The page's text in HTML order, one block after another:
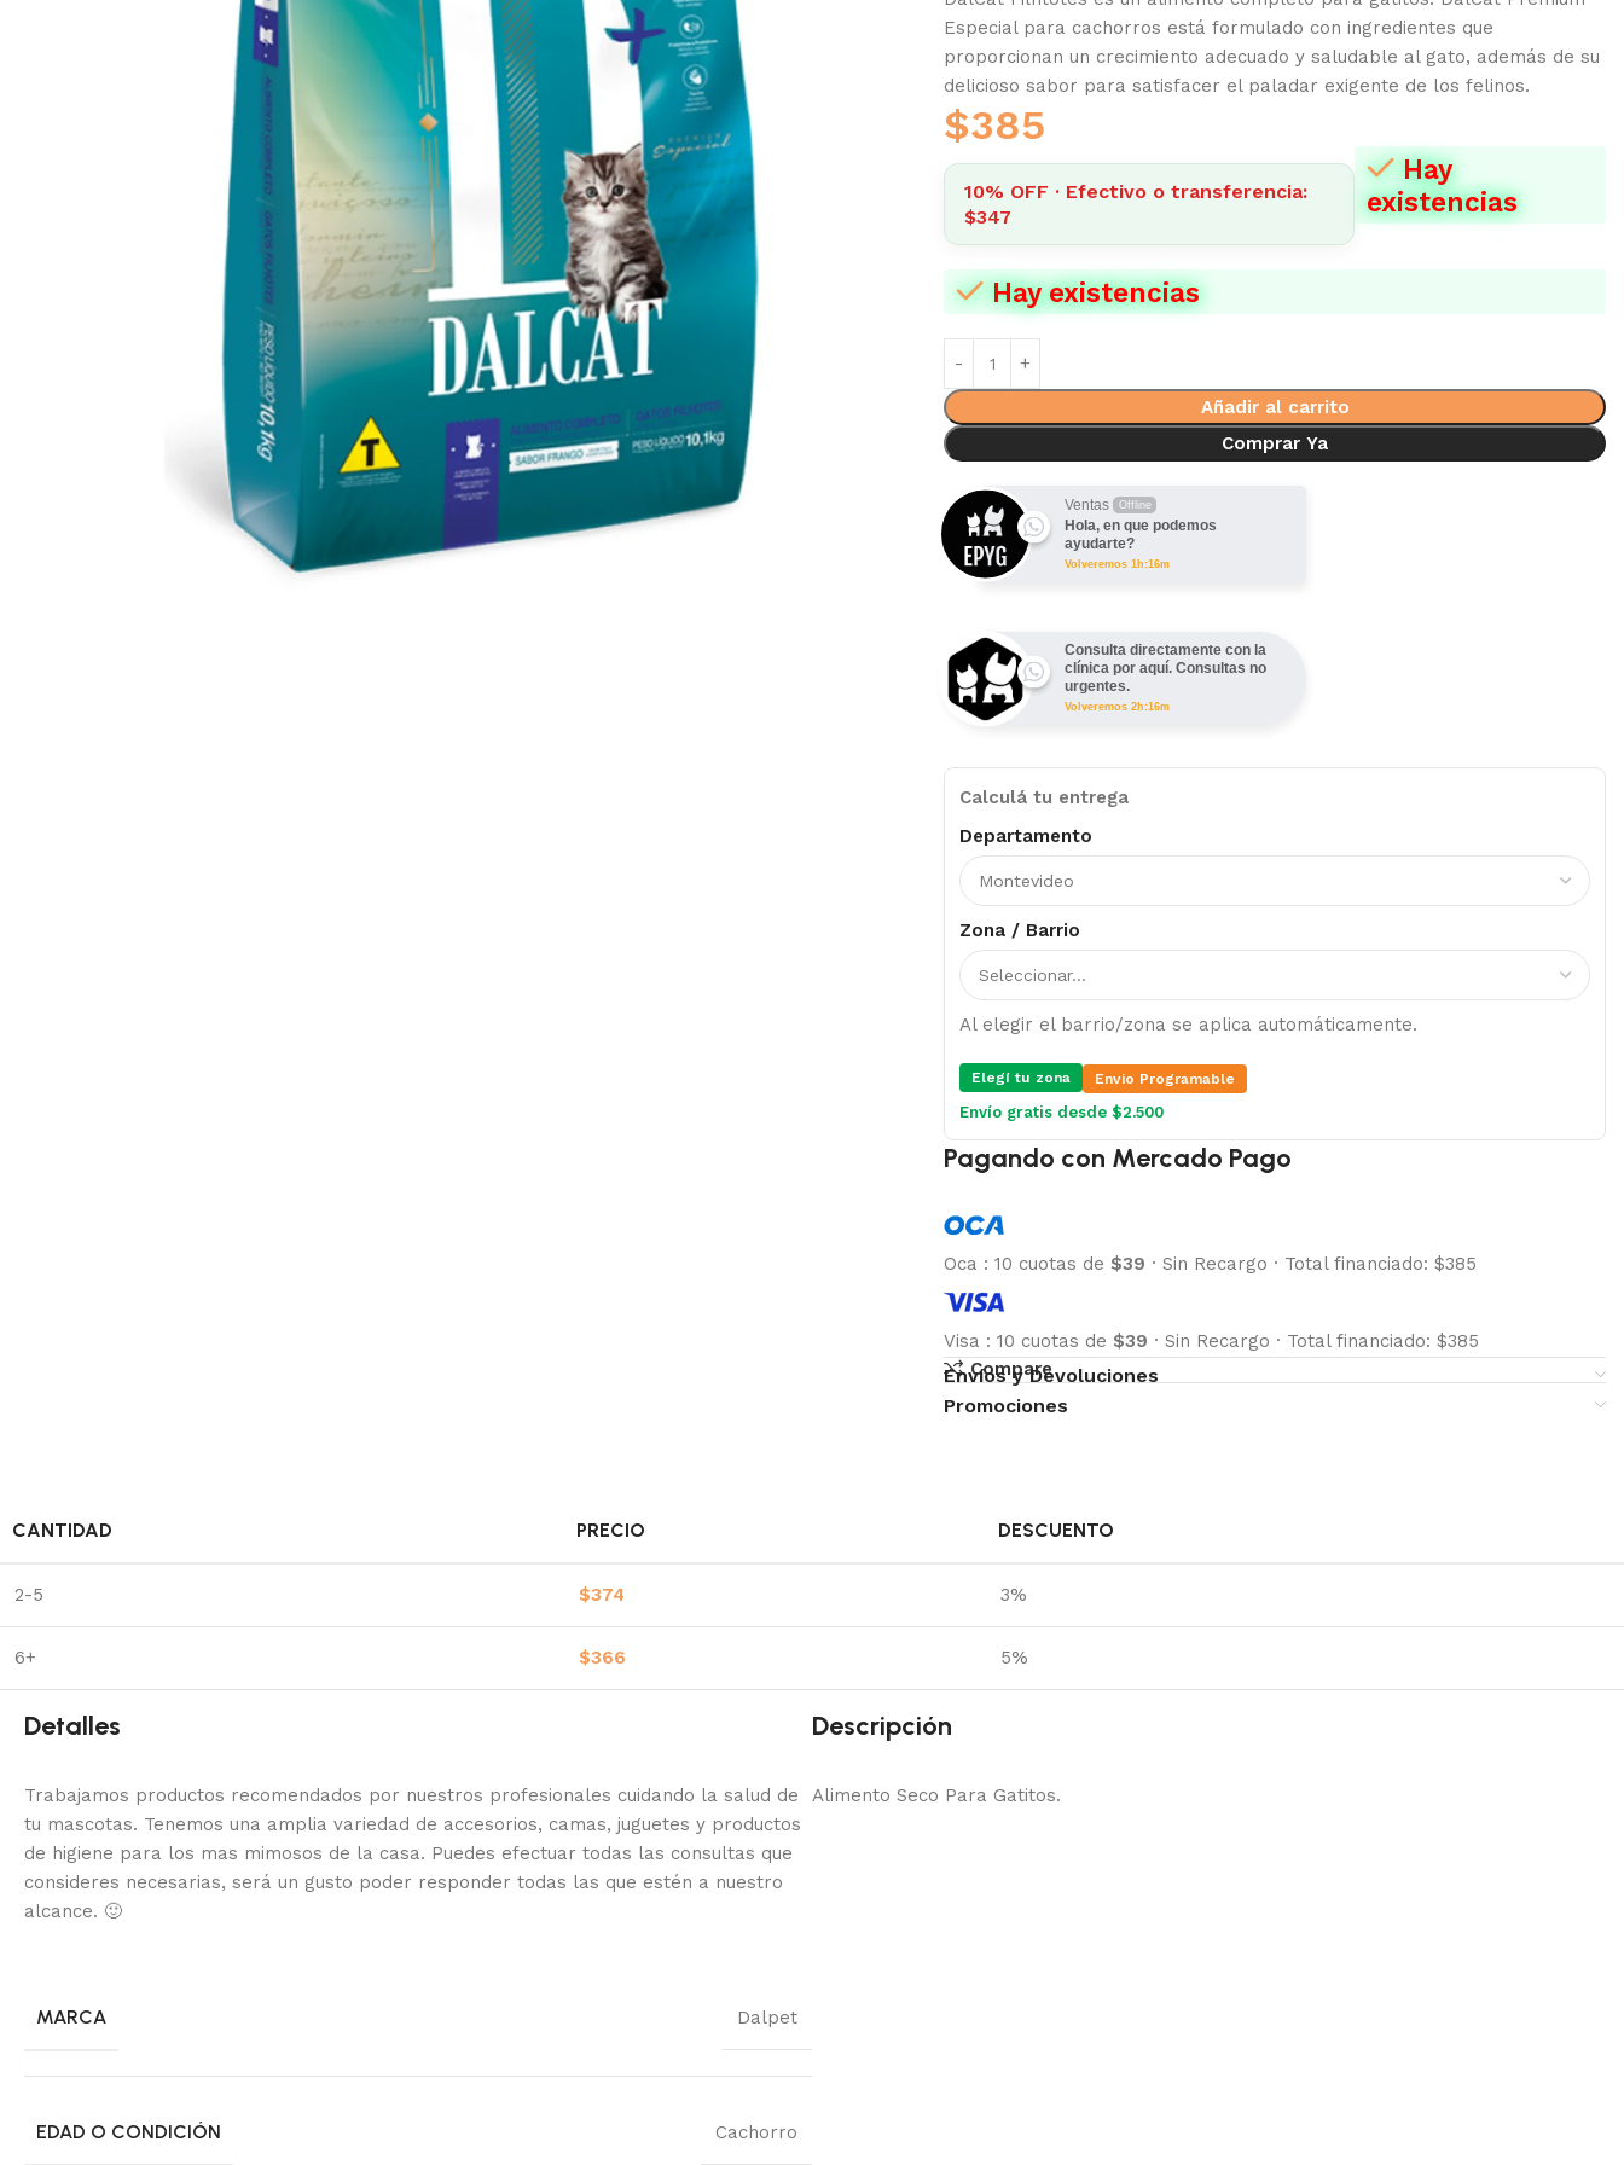
Especial para cachorros está formulado con ingredientes que
proporcionan un crecimiento adecuado y saludable al gato, además de su
delicioso sabor para satisfacer el paladar exigente de los felinos.
$385
10% OFF · Efectivo o transferencia:
$347
Hay
existencias
Hay existencias
Añadir al carrito
Comprar Ya
Ventas Offline
Hola, en que podemos
ayudarte?
Volveremos 1h:16m
Consulta directamente con la
clínica por aquí. Consultas no
urgentes.
Volveremos 2h:16m
Calculá tu entrega
Departamento
Zona / Barrio
Al elegir el barrio/zona se aplica automáticamente.
Elegí tu zona Envio Programable
Envío gratis desde $2.500
Pagando con Mercado Pago
Oca : 10 cuotas de $39 · Sin Recargo · Total financiado: $385
Visa : 10 cuotas de $39 · Sin Recargo · Total financiado: $385
Compare
Envíos y Devoluciones
Promociones
CANTIDAD PRECIO DESCUENTO
2-5 $374 3%
6+ $366 5%
Detalles
Trabajamos productos recomendados por nuestros profesionales cuidando la salud de
tu mascotas. Tenemos una amplia variedad de accesorios, camas, juguetes y productos
de higiene para los mas mimosos de la casa. Puedes efectuar todas las consultas que
consideres necesarias, será un gusto poder responder todas las que estén a nuestro
alcance. 🙂
MARCA Dalpet
EDAD O CONDICIÓN Cachorro
Descripción
Alimento Seco Para Gatitos.